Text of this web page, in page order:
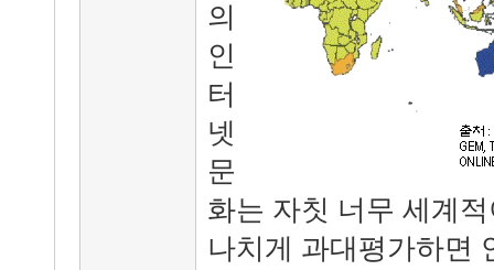
의
인
터
넷
문
화는 자칫 너무 세계
나치게 과대평가하면